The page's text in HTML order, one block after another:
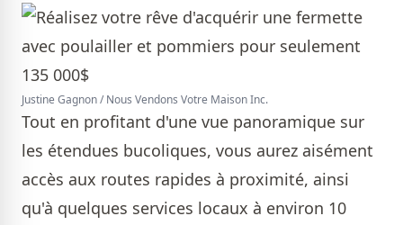
Justine Gagnon / Nous Vendons Votre Maison Inc.
Tout en profitant d'une vue panoramique sur
les étendues bucoliques, vous aurez aisément
accès aux routes rapides à proximité, ainsi
qu'à quelques services locaux à environ 10